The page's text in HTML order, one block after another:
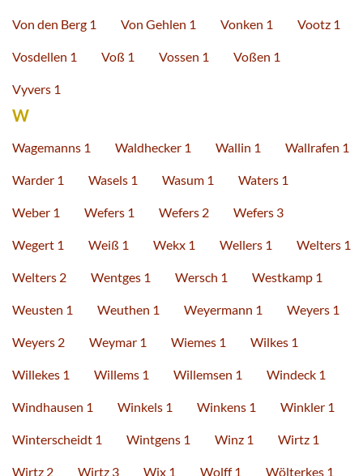
Von den Berg 1 Von Gehlen 1 Vonken 1 Vootz 1
Vosdellen 1 Voß 1 Vossen 1 Voßen 1
Vyvers 1
W
Wagemanns 1 Waldhecker 1 Wallin 1 Wallrafen 1
Warder 1 Wasels 1 Wasum 1 Waters 1
Weber 1 Wefers 1 Wefers 2 Wefers 3
Wegert 1 Weiß 1 Wekx 1 Wellers 1 Welters 1
Welters 2 Wentges 1 Wersch 1 Westkamp 1
Weusten 1 Weuthen 1 Weyermann 1 Weyers 1
Weyers 2 Weymar 1 Wiemes 1 Wilkes 1
Willekes 1 Willems 1 Willemsen 1 Windeck 1
Windhausen 1 Winkels 1 Winkens 1 Winkler 1
Winterscheidt 1 Wintgens 1 Winz 1 Wirtz 1
Wirtz 2 Wirtz 3 Wix 1 Wolff 1 Wölterkes 1